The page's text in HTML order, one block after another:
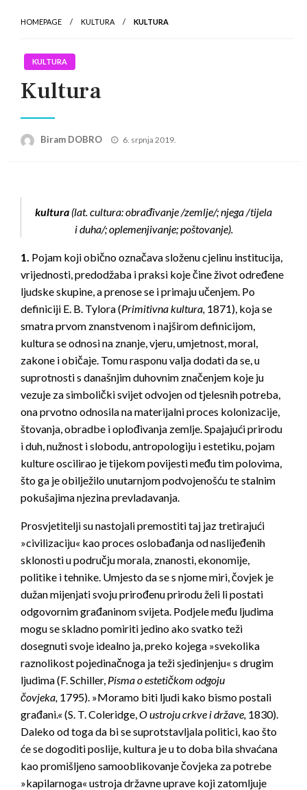
HOMEPAGE KULTURA KULTURA
KULTURA
Kultura
Biram DOBRO
Posted
6. srpnja 2019.
kultura (lat. cultura: obrađivanje /zemlje/; njega /tijela
i duha/; oplemenjivanje; poštovanje).
1. Pojam koji obično označava složenu cjelinu institucija,
vrijednosti, predodžaba i praksi koje čine život određene
ljudske skupine, a prenose se i primaju učenjem. Po
definiciji E. B. Tylora (Primitivna kultura, 1871), koja se
smatra prvom znanstvenom i najširom definicijom,
kultura se odnosi na znanje, vjeru, umjetnost, moral,
zakone i običaje. Tomu rasponu valja dodati da se, u
suprotnosti s današnjim duhovnim značenjem koje ju
vezuje za simbolički svijet odvojen od tjelesnih potreba,
ona prvotno odnosila na materijalni proces kolonizacije,
štovanja, obradbe i oplođivanja zemlje. Spajajući prirodu
i duh, nužnost i slobodu, antropologiju i estetiku, pojam
kulture oscilirao je tijekom povijesti među tim polovima,
što ga je obilježilo unutarnjom podvojenošću te stalnim
pokušajima njezina prevladavanja.
Prosvjetitelji su nastojali premostiti taj jaz tretirajući
»civilizaciju« kao proces oslobađanja od naslijeđenih
sklonosti u području morala, znanosti, ekonomije,
politike i tehnike. Umjesto da se s njome miri, čovjek je
dužan mijenjati svoju prirođenu prirodu želi li postati
odgovornim građaninom svijeta. Podjele među ljudima
mogu se skladno pomiriti jedino ako svatko teži
dosegnuti svoje idealno ja, preko kojega »svekolika
raznolikost pojedinačnoga ja teži sjedinjenju« s drugim
ljudima (F. Schiller, Pisma o estetičkom odgoju
čovjeka, 1795). »Moramo biti ljudi kako bismo postali
građani.« (S. T. Coleridge, O ustroju crkve i države, 1830).
Daleko od toga da bi se suprotstavljala politici, kao što
će se dogoditi poslije, kultura je u to doba bila shvaćana
kao promišljeno samooblikovanje čovjeka za potrebe
»kapilarnoga« ustroja državne uprave koji zatomljuje